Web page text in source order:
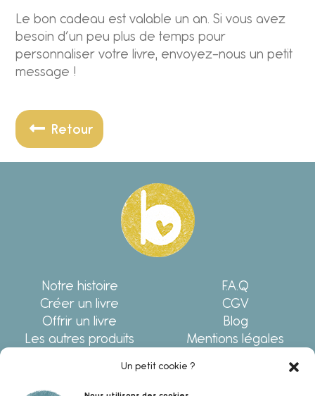
Un petit cookie ?
Le bon cadeau est valable un an. Si vous avez
besoin d’un peu plus de temps pour
personnaliser votre livre, envoyez-nous un petit
message !
Retour
Notre histoire
Créer un livre
Offrir un livre
Les autres produits
F.A.Q
CGV
Blog
Mentions légales